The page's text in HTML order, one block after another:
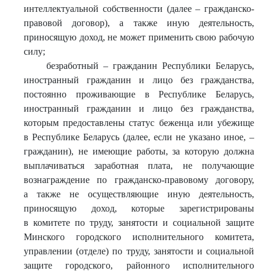
интеллектуальной собственности (далее – гражданско-
правовой договор), а также иную деятельность,
приносящую доход, не может применить свою рабочую
силу;
безработный – гражданин Республики Беларусь,
иностранный гражданин и лицо без гражданства,
постоянно проживающие в Республике Беларусь,
иностранный гражданин и лицо без гражданства,
которым предоставлены статус беженца или убежище
в Республике Беларусь (далее, если не указано иное, –
гражданин), не имеющие работы, за которую должна
выплачиваться заработная плата, не получающие
вознаграждение по гражданско-правовому договору,
а также не осуществляющие иную деятельность,
приносящую доход, которые зарегистрированы
в комитете по труду, занятости и социальной защите
Минского городского исполнительного комитета,
управлении (отделе) по труду, занятости и социальной
защите городского, районного исполнительного